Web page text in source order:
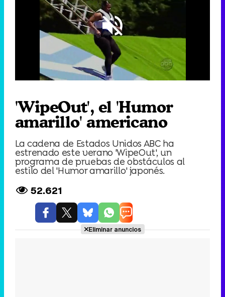
Unmute
'WipeOut', el 'Humor
amarillo' americano
La cadena de Estados Unidos ABC ha
estrenado este verano 'WipeOut', un
programa de pruebas de obstáculos al
estilo del 'Humor amarillo' japonés.
52.621
Eliminar anuncios